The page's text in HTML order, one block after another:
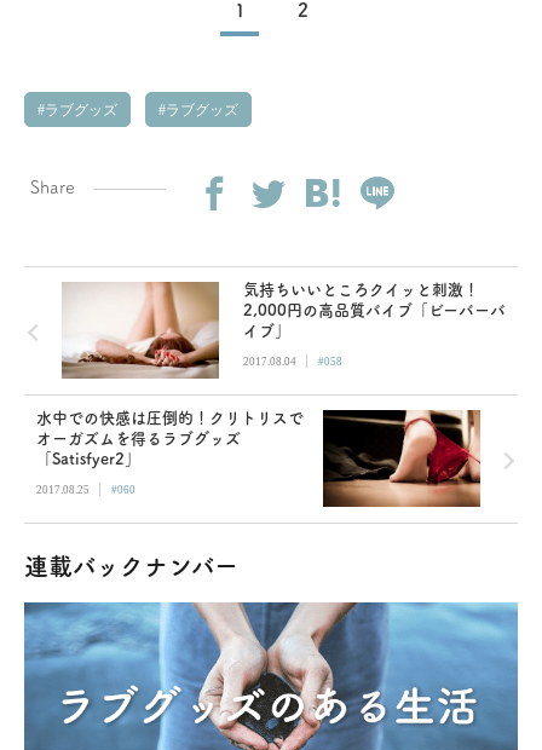
1 2
ラブグッズ ラブグッズ
Share
気持ちいいところクイッと刺激！
2,000円の高品質バイブ「ビーバーバ
イブ」
2017.08.04 | #058
水中での快感は圧倒的！クリトリスで
オーガズムを得るラブグッズ
「Satisfyer2」
2017.08.25 | #060
連載バックナンバー